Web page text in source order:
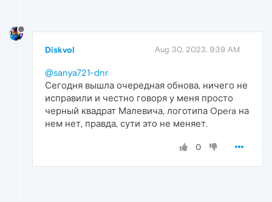
Diskvol Aug 30, 2023, 9:39 AM
@sanya721-dnr
Сегодня вышла очередная обнова, ничего не
исправили и честно говоря у меня просто
черный квадрат Малевича, логотипа Opera на
нем нет, правда, сути это не меняет.
0